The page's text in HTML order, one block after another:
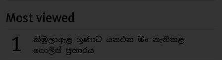
Most viewed
1
කිඹුලාඇළ ගුණාට යනඑන මං නැතිකළ
පොලිස් ප්‍රහාරය